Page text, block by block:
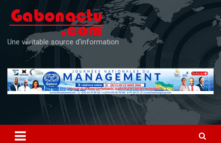
content
Une véritable source d'information